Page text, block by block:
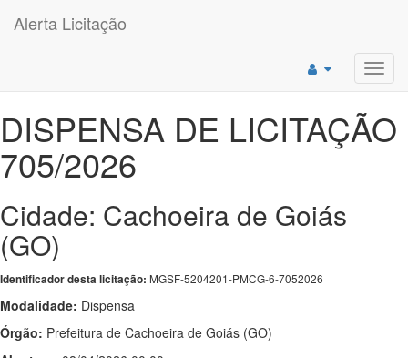
Alerta Licitação
DISPENSA DE LICITAÇÃO
705/2026
Cidade: Cachoeira de Goiás
(GO)
Identificador desta licitação: MGSF-5204201-PMCG-6-7052026
Modalidade: Dispensa
Órgão: Prefeitura de Cachoeira de Goiás (GO)